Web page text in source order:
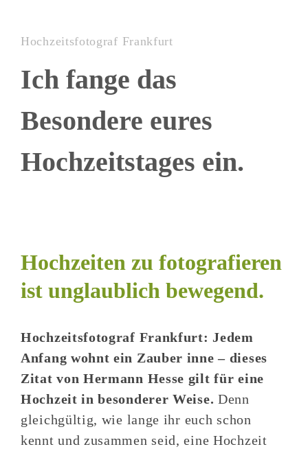
Hochzeitsfotograf Frankfurt
Ich fange das
Besondere eures
Hochzeitstages ein.
Hochzeiten zu fotografieren
ist unglaublich bewegend.
Hochzeitsfotograf Frankfurt: Jedem
Anfang wohnt ein Zauber inne – dieses
Zitat von Hermann Hesse gilt für eine
Hochzeit in besonderer Weise. Denn
gleichgültig, wie lange ihr euch schon
kennt und zusammen seid, eine Hochzeit